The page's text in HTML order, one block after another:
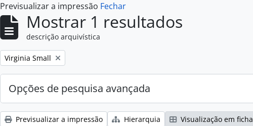
Previsualizar a impressão Fechar
Mostrar 1 resultados
descrição arquivística
Remove filter:
Virginia Small
Opções de pesquisa avançada
Previsualizar a impressão Hierarquia Visualização em ficha